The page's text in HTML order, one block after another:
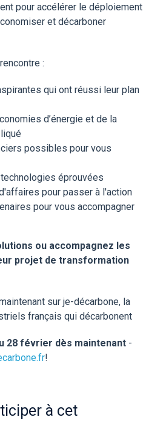
pour accélérer le déploiement
et décarboner
:
qui ont réussi leur plan
d’énergie et de la
possibles pour vous
éprouvées
pour passer à l'action
pour vous accompagner
ou accompagnez les
projet de transformation
sur je-décarbone, la
français qui décarbonent
28 février dès maintenant -
!
à cet